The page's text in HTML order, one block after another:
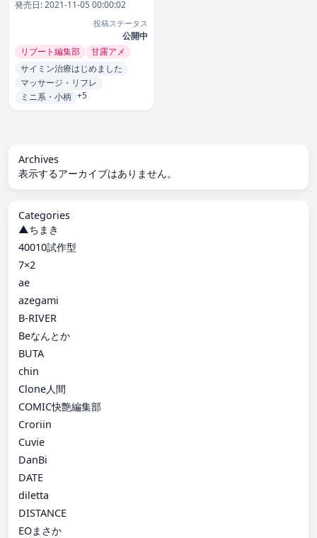
発売日:2021-11-05 00:00:02
投稿ステータス
公開中
リブート編集部
甘露アメ
サイミン治療はじめました
マッサージ・リフレ
ミニ系・小柄 +5
Archives
表示するアーカイブはありません。
Categories
▲ちまき
40010試作型
7×2
ae
azegami
B-RIVER
Beなんとか
BUTA
chin
Clone人間
COMIC快艶編集部
Croriin
Cuvie
DanBi
DATE
diletta
DISTANCE
EOまさか